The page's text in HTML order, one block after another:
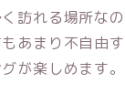
訪れる場所なの
あまり不自由
が楽しめます。